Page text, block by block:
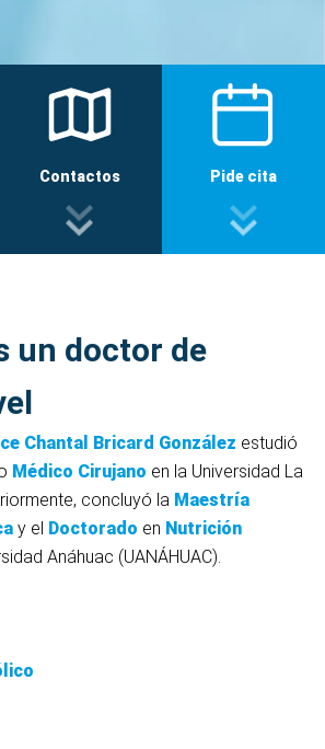
Contactos Pide cita
un doctor de
Chantal Bricard González estudió
Médico Cirujano en la Universidad La
concluyó la Maestría
y el Doctorado en Nutrición
Anáhuac (UANÁHUAC).